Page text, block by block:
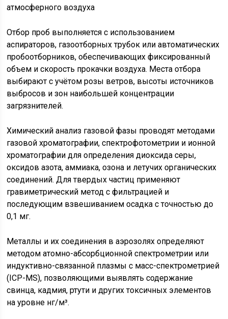
Отбор проб выполняется с использованием
аспираторов, газоотборных трубок или автоматических
пробоотборников, обеспечивающих фиксированный
объем и скорость прокачки воздуха. Места отбора
выбирают с учётом розы ветров, высоты источников
выбросов и зон наибольшей концентрации
загрязнителей.
Химический анализ газовой фазы проводят методами
газовой хроматографии, спектрофотометрии и ионной
хроматографии для определения диоксида серы,
оксидов азота, аммиака, озона и летучих органических
соединений. Для твердых частиц применяют
гравиметрический метод с фильтрацией и
последующим взвешиванием осадка с точностью до
0,1 мг.
Металлы и их соединения в аэрозолях определяют
методом атомно-абсорбционной спектрометрии или
индуктивно-связанной плазмы с масс-спектрометрией
(ICP-MS), позволяющими выявлять содержание
свинца, кадмия, ртути и других токсичных элементов
на уровне нг/м³.